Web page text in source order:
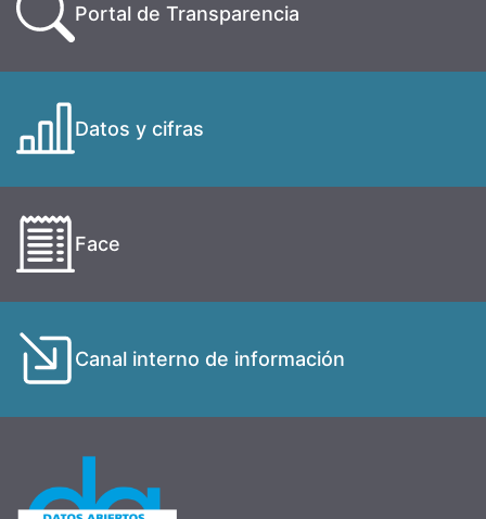
Portal de Transparencia
Datos y cifras
Face
Canal interno de información